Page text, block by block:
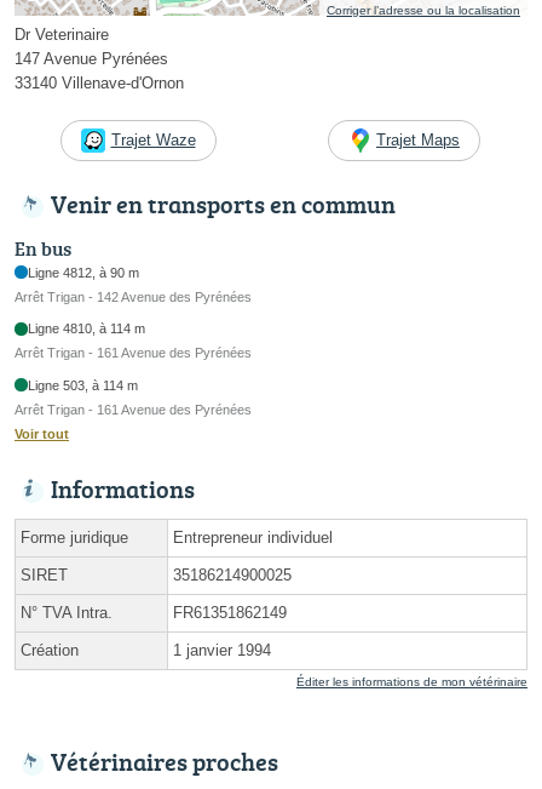
Corriger l’adresse ou la localisation
Dr Veterinaire
147 Avenue Pyrénées
33140 Villenave-d'Ornon
Trajet Waze Trajet Maps
Venir en transports en commun
En bus
Ligne 4812, à 90 m
Arrêt Trigan - 142 Avenue des Pyrénées
Ligne 4810, à 114 m
Arrêt Trigan - 161 Avenue des Pyrénées
Ligne 503, à 114 m
Arrêt Trigan - 161 Avenue des Pyrénées
Voir tout
Informations
Forme juridique Entrepreneur individuel
SIRET 35186214900025
N° TVA Intra. FR61351862149
Création 1 janvier 1994
Éditer les informations de mon vétérinaire
Vétérinaires proches